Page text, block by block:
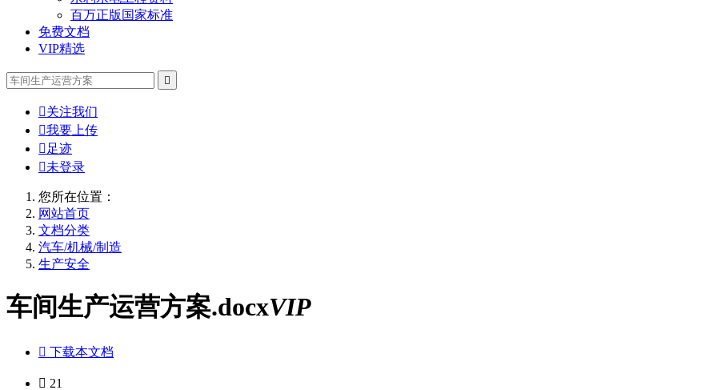
百万正版国家标准
免费文档
VIP精选

关注我们
我要上传
 足迹
未登录
您所在位置：
网站首页
文档分类
汽车/机械/制造
生产安全
车间生产运营方案.docxVIP
 下载本文档
 21